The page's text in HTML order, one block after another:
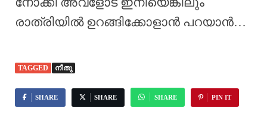
രാത്രിയിൽ ഉറങ്ങിക്കോളാൻ പറയാൻ…
TAGGED നീതു
SHARE SHARE SHARE PIN IT